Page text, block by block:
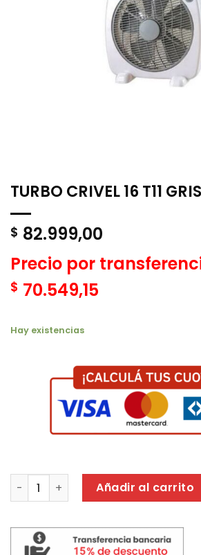
TURBO CRIVEL 16 T11
$ 82.999,00
Precio por
$ 70.549,15
Hay existencias
TURBO CRIVEL 16 T11 GRIS O BLANCO
Añadir al carrito